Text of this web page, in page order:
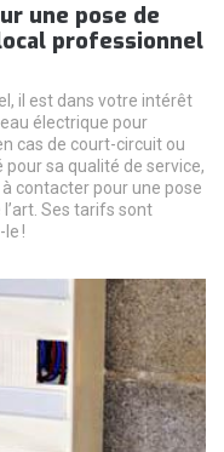
une pose de
professionnel
il est dans votre intérêt
électrique pour
cas de court-circuit ou
sa qualité de service,
contacter pour une pose
Ses tarifs sont
!